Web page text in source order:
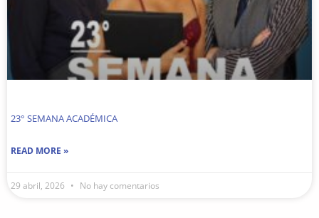
23° SEMANA ACADÉMICA
READ MORE »
29 abril, 2026 No hay comentarios